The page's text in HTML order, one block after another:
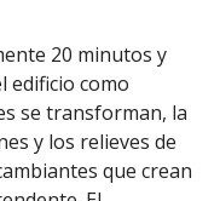
20 minutos y
edificio como
se transforman, la
y los relieves de
que crean